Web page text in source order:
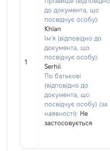
1
до документа, що
посвідчує особу):
Khlan
Ім’я (відповідно до
документа, що
посвідчує особу):
Serhii
По батькові
(відповідно до
документа, що
посвідчує особу) (за
наявності): Не
застосовується